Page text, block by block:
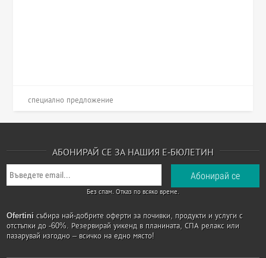
специално предложение
АБОНИРАЙ СЕ ЗА НАШИЯ Е-БЮЛЕТИН
Без спам. Отказ по всяко време.
Ofertini събира най-добрите оферти за почивки, продукти и услуги с
отстъпки до -60%. Резервирай уикенд в планината, СПА релакс или
пазарувай изгодно – всичко на едно място!